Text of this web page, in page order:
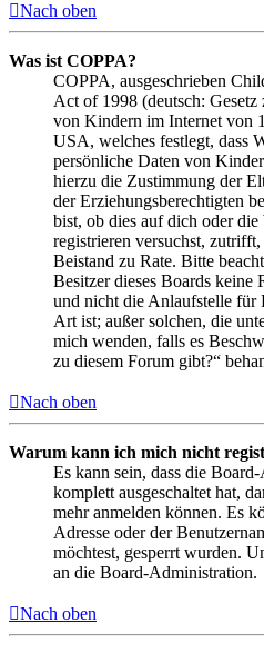
Nach oben
Was ist COPPA?
COPPA, ausgeschrieben
Act of 1998 (deutsch: Gesetz
von Kindern im Internet von
USA, welches festlegt, dass
persönliche Daten von
hierzu die Zustimmung der
der Erziehungsberechtigten
bist, ob dies auf dich oder
registrieren versuchst,
Beistand zu Rate. Bitte
Besitzer dieses Boards keine
und nicht die Anlaufstelle für
Art ist; außer solchen, die
mich wenden, falls es
zu diesem Forum gibt?“
Nach oben
Warum kann ich mich nicht
Es kann sein, dass die
komplett ausgeschaltet hat,
mehr anmelden können. Es
Adresse oder der
möchtest, gesperrt wurden.
an die Board-Administration.
Nach oben